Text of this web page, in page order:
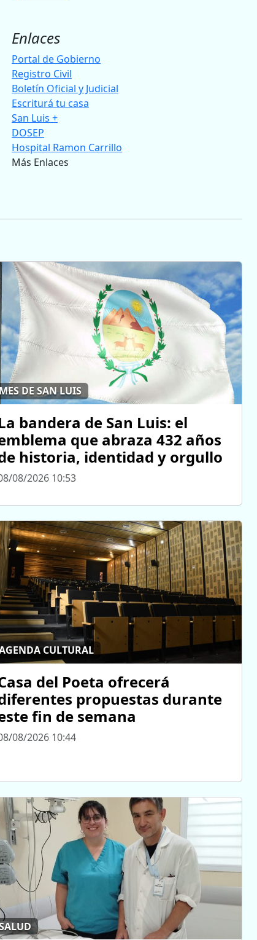
Enlaces
Portal de Gobierno
Registro Civil
Boletín Oficial y Judicial
Escriturá tu casa
San Luis +
DOSEP
Hospital Ramon Carrillo
Más Enlaces
DE SAN LUIS
bandera de San Luis: el
que abraza 432 años
historia, identidad y orgullo
08/2026 10:53
CULTURAL
del Poeta ofrecerá
propuestas durante
fin de semana
08/2026 10:44